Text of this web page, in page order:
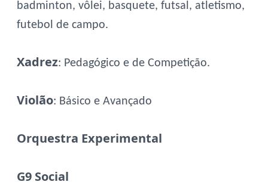
badminton, vôlei, basquete, futsal, atletismo,
futebol de campo.
Xadrez: Pedagógico e de Competição.
Violão: Básico e Avançado
Orquestra Experimental
G9 Social